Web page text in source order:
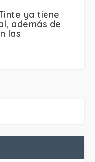
ya tiene
además de
las